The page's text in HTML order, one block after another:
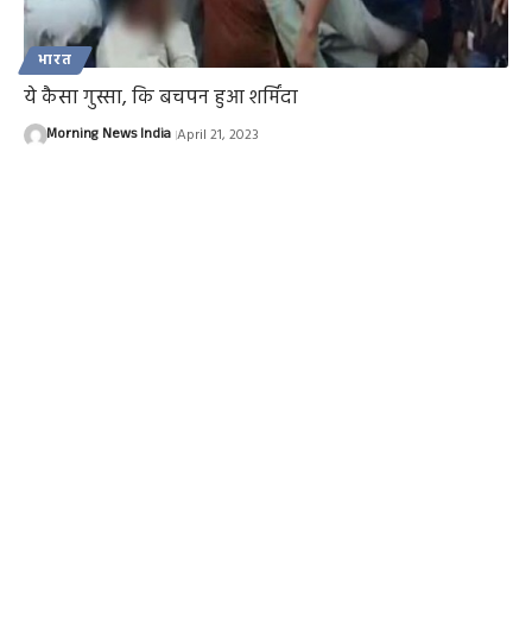
भारत
ये कैसा गुस्सा, कि बचपन हुआ शर्मिंदा
Morning News India April 21, 2023